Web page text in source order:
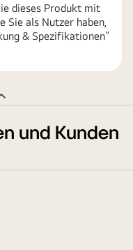
dieses Produkt mit
Sie als Nutzer haben,
& Spezifikationen“
und Kunden